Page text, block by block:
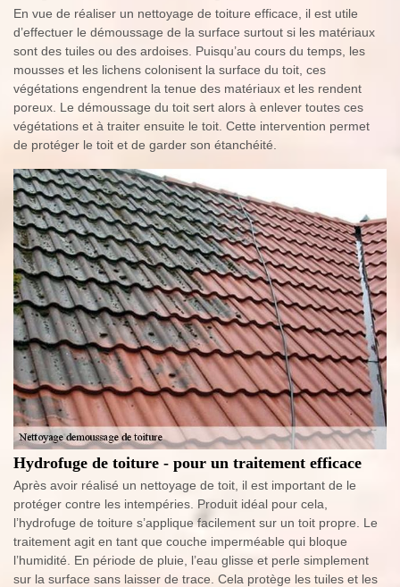
En vue de réaliser un nettoyage de toiture efficace, il est utile
d’effectuer le démoussage de la surface surtout si les matériaux
sont des tuiles ou des ardoises. Puisqu’au cours du temps, les
mousses et les lichens colonisent la surface du toit, ces
végétations engendrent la tenue des matériaux et les rendent
poreux. Le démoussage du toit sert alors à enlever toutes ces
végétations et à traiter ensuite le toit. Cette intervention permet
de protéger le toit et de garder son étanchéité.
Hydrofuge de toiture - pour un traitement efficace
Après avoir réalisé un nettoyage de toit, il est important de le
protéger contre les intempéries. Produit idéal pour cela,
l’hydrofuge de toiture s’applique facilement sur un toit propre. Le
traitement agit en tant que couche imperméable qui bloque
l’humidité. En période de pluie, l’eau glisse et perle simplement
sur la surface sans laisser de trace. Cela protège les tuiles et les